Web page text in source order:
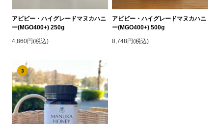
アピビー・ハイグレードマヌカハニ
ー(MGO400+) 250g
4,860円(税込)
アピビー・ハイグレードマヌカハニ
ー(MGO400+) 500g
8,748円(税込)
3